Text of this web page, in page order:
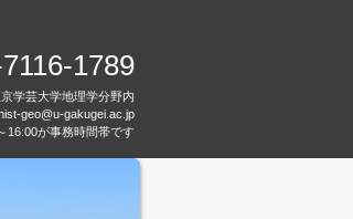
1789
学芸大学地理学分野内
geo@u-gakugei.ac.jp
が事務時間帯です